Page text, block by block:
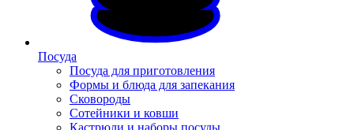
Посуда
Посуда для приготовления
Формы и блюда для запекания
Сковороды
Сотейники и ковши
Кастрюли и наборы посуды